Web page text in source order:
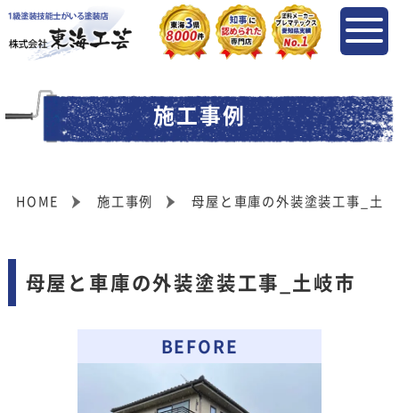
施工事例
HOME 施工事例 母屋と車庫の外装塗装工事_土
母屋と車庫の外装塗装工事_土岐市
BEFORE